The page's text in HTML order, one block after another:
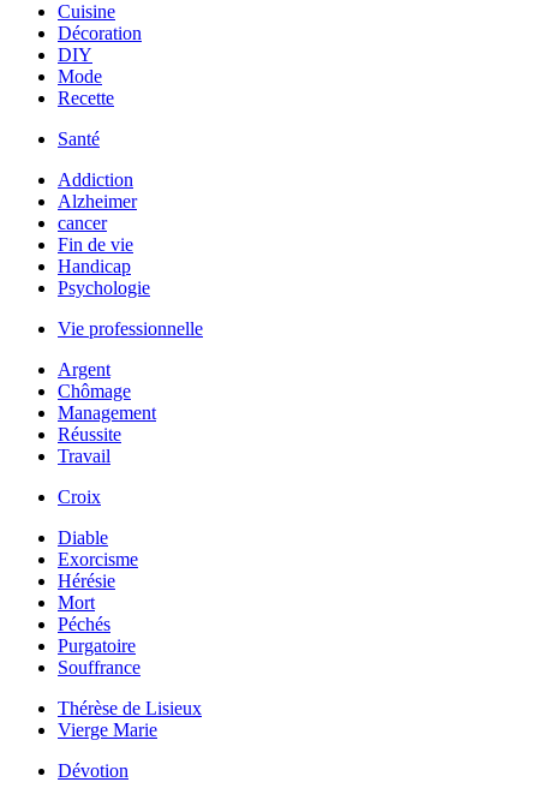
Cuisine
Décoration
DIY
Mode
Recette
Santé
Addiction
Alzheimer
cancer
Fin de vie
Handicap
Psychologie
Vie professionnelle
Argent
Chômage
Management
Réussite
Travail
Croix
Diable
Exorcisme
Hérésie
Mort
Péchés
Purgatoire
Souffrance
Thérèse de Lisieux
Vierge Marie
Dévotion